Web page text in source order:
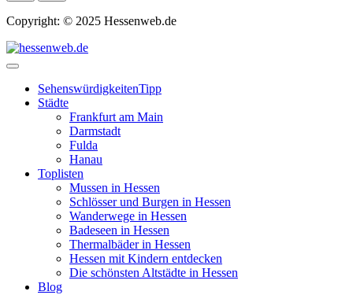
Copyright: © 2025 Hessenweb.de
SehenswürdigkeitenTipp
Städte
Frankfurt am Main
Darmstadt
Fulda
Hanau
Toplisten
Mussen in Hessen
Schlösser und Burgen in Hessen
Wanderwege in Hessen
Badeseen in Hessen
Thermalbäder in Hessen
Hessen mit Kindern entdecken
Die schönsten Altstädte in Hessen
Blog